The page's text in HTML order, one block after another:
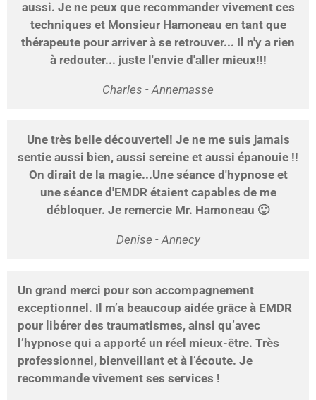
aussi. Je ne peux que recommander vivement ces
techniques et Monsieur Hamoneau en tant que
thérapeute pour arriver à se retrouver... Il n'y a rien
à redouter... juste l'envie d'aller mieux!!!
Charles - Annemasse
Une très belle découverte!! Je ne me suis jamais
sentie aussi bien, aussi sereine et aussi épanouie !!
On dirait de la magie...Une séance d'hypnose et
une séance d'EMDR étaient capables de me
débloquer. Je remercie Mr. Hamoneau 🙂
Denise - Annecy
Un grand merci pour son accompagnement
exceptionnel. Il m’a beaucoup aidée grâce à EMDR
pour libérer des traumatismes, ainsi qu’avec
l’hypnose qui a apporté un réel mieux-être. Très
professionnel, bienveillant et à l’écoute. Je
recommande vivement ses services !